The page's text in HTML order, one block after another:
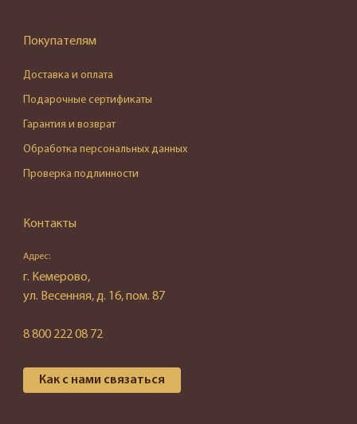
Покупателям
Доставка и оплата
Подарочные сертификаты
Гарантия и возврат
Обработка персональных данных
Проверка подлинности
Контакты
Адрес:
г. Кемерово,
ул. Весенняя, д. 16, пом. 87
8 800 222 08 72
Как с нами связаться